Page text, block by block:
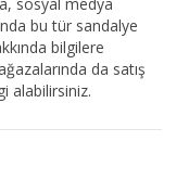
bu tür sandalye
bilgilere
da satış
alabilirsiniz.